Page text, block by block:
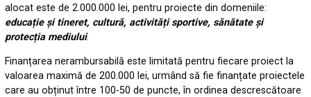
alocat este de 2.000.000 lei, pentru proiecte din domeniile:
educație și tineret, cultură, activități sportive, sănătate și
protecția mediului.
Finanțarea nerambursabilă este limitată pentru fiecare proiect la
valoarea maximă de 200.000 lei, urmând să fie finanțate proiectele
care au obținut între 100-50 de puncte, în ordinea descrescătoare